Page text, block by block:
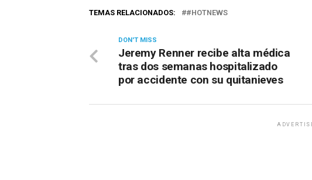
TEMAS RELACIONADOS: #HOTNEWS
DON'T MISS
Jeremy Renner recibe alta médica
tras dos semanas hospitalizado
por accidente con su quitanieves